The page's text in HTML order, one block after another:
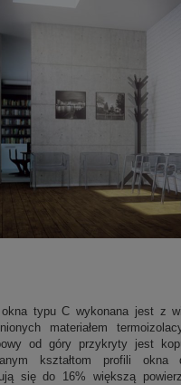
typu C wykonana jest z
materiałem
od góry przykryty jest
kształtom profili okna
się do 16% większą